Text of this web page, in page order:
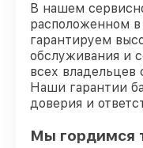
В нашем
расположенном
гарантируем
обслуживания и
всех владельцев
Наши гарантии
доверия и
Мы гордимся